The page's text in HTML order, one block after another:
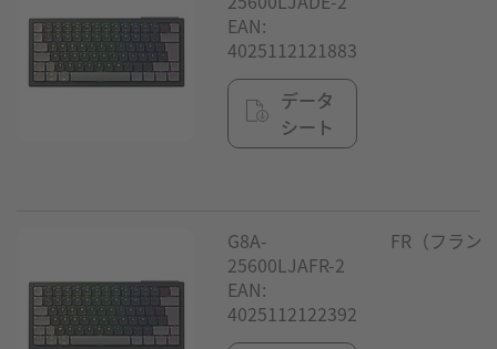
EAN:
4025112121883
データ
シート
G8A-
25600LJAFR-2
EAN:
4025112122392
FR（フラン